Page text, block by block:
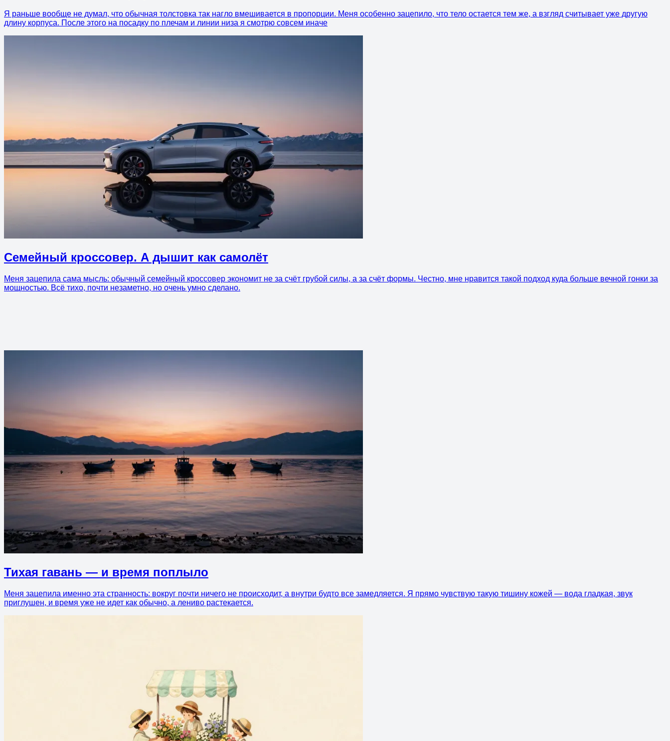
Я раньше вообще не думал, что обычная толстовка так нагло вмешивается в пропорции. Меня особенно зацепило, что тело остается тем же, а взгляд считывает уже другую
длину корпуса. После этого на посадку по плечам и линии низа я смотрю совсем иначе
Семейный кроссовер. А дышит как самолёт
Меня зацепила сама мысль: обычный семейный кроссовер экономит не за счёт грубой силы, а за счёт формы. Честно, мне нравится такой подход куда больше вечной гонки за
мощностью. Всё тихо, почти незаметно, но очень умно сделано.
Тихая гавань — и время поплыло
Меня зацепила именно эта странность: вокруг почти ничего не происходит, а внутри будто все замедляется. Я прямо чувствую такую тишину кожей — вода гладкая, звук
приглушен, и время уже не идет как обычно, а лениво растекается.